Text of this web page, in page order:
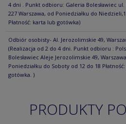
4 dni . Punkt odbioru: Galeria Bolesławiec ul.
227 Warszawa, od Poniedziałku do
Płatność: karta lub gotówka)
Odbiór osobisty- Al. Jerozolimskie 49,
(Realizacja od 2 do 4 dni. Punkt odbioru :
Bolesławiec Aleje Jerozolimskie 49,
Poniedziałku do Soboty od 12 do 18
gotówka. )
PRODUKTY